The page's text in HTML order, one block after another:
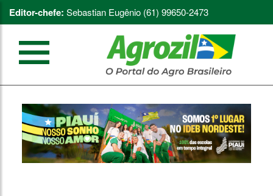
Editor-chefe: Sebastian Eugênio (61) 99650-2473